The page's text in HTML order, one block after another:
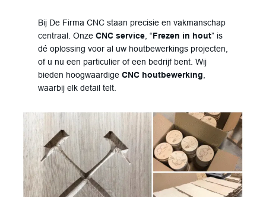
Bij De Firma CNC staan precisie en vakmanschap
centraal. Onze CNC service , “Frezen in hout” is
dé oplossing voor al uw houtbewerkings projecten,
of u nu een particulier of een bedrijf bent. Wij
bieden hoogwaardige CNC houtbewerking
waarbij elk detail telt.